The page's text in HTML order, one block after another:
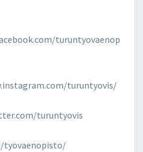
turuntyovaenop
turuntyovis/
turuntyovis
tyovaenopisto/